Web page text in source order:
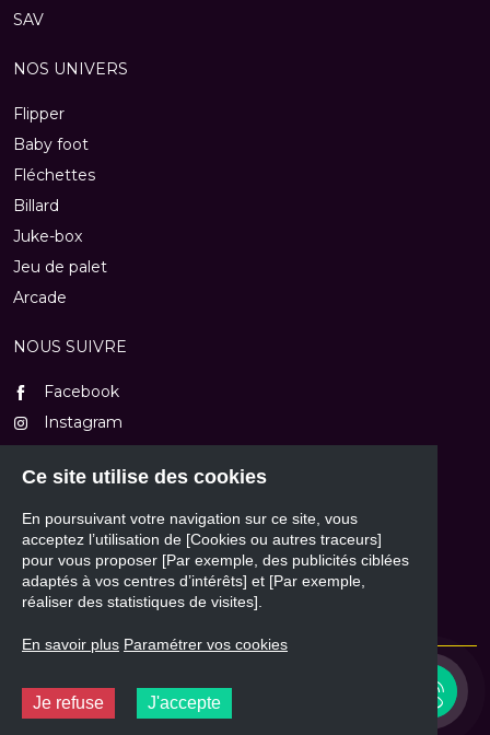
SAV
NOS UNIVERS
Flipper
Baby foot
Fléchettes
Billard
Juke-box
Jeu de palet
Arcade
NOUS SUIVRE
Facebook
Instagram
Youtube
NOUS CONTACTER
Formulaire de contact
03 82 84 77 20(de 9h à 12h et de 14h à 18h30) ou
contact@massautomatic.fr
Ce site utilise des cookies
En poursuivant votre navigation sur ce site, vous
acceptez l’utilisation de [Cookies ou autres traceurs]
pour vous proposer [Par exemple, des publicités ciblées
adaptés à vos centres d’intérêts] et [Par exemple,
réaliser des statistiques de visites].
En savoir plus Paramétrer vos cookies
Je refuse J'accepte